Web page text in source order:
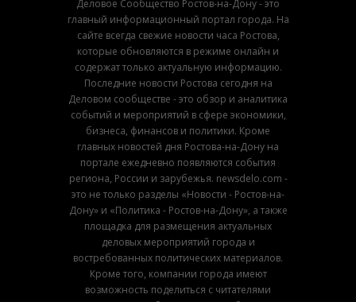
Деловое Сообщество Ростов-на-Дону - это
главный информационный портал города. На
сайте всегда свежие новости часа Ростова,
которые обновляются в режиме онлайн и
содержат только актуальную информацию.
Последние новости Ростова сегодня на
Деловом сообществе - это обзор и аналитика
событий и мероприятий в сфере экономики,
бизнеса, финансов и политики. Кроме
главных новостей дня Ростова-на-Дону на
портале ежедневно появляются события
региона, России и зарубежья. newsdelo.com -
это не только разделы «Новости - Ростов-на-
Дону» и «Политика - Ростов-на-Дону», а также
площадка для размещения актуальных
деловых мероприятий города и
востребованных политических материалов.
Кроме того, компании города имеют
возможность поделиться с читателями